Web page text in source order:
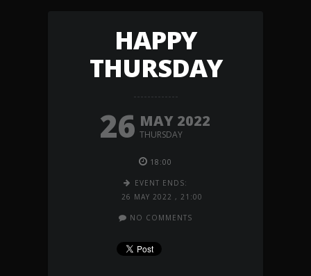
HAPPY
THURSDAY
26 MAY 2022
THURSDAY
18:00
EVENT ENDS:
26 MAY 2022 , 21:00
NO COMMENTS